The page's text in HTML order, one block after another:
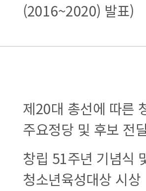
(2016~2020) 발표)
제20대 총선에 따른
주요정당 및 후보 전
창립 51주년 기념식
청소년육성대상 시상